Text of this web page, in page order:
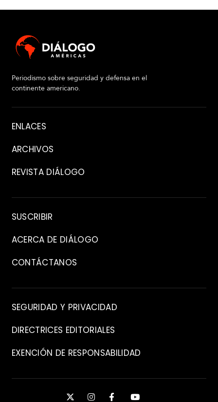
Periodismo sobre seguridad y defensa en el
continente americano.
Acerca
de
ENLACES
ARCHIVOS
REVISTA DIÁLOGO
Archivo
SUSCRIBIR
ACERCA DE DIÁLOGO
CONTÁCTANOS
Contacto
SEGURIDAD Y PRIVACIDAD
DIRECTRICES EDITORIALES
EXENCIÓN DE RESPONSABILIDAD
Manténgase